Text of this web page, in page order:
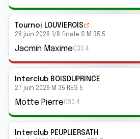
Tournoi LOUVIEROIS
28 juin 2026· 1/8 finale·S M 35 5
Jacmin MaximeC30.4
Interclub BOISDUPRINCE
27 juin 2026· M 35 REG 5
Motte PierreC30.4
Interclub PEUPLIERSATH